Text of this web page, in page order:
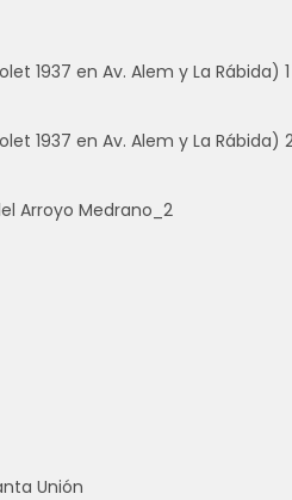
1937 en Av. Alem y La Rábida) 1
1937 en Av. Alem y La Rábida)
Arroyo Medrano_2
Unión